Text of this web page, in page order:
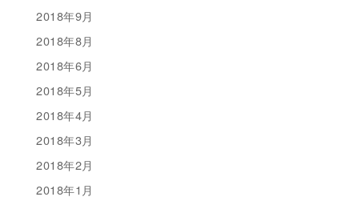
2018年9月
2018年8月
2018年6月
2018年5月
2018年4月
2018年3月
2018年2月
2018年1月